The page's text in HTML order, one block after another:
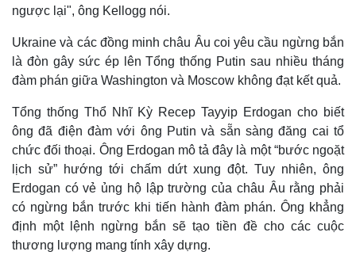
Pháp luật
Vụ án
Tin nóng
Tư vấn luật
Quân sự - Quốc phòng
Vũ khí
Việt Nam
Phân tích
ngược lại", ông Kellogg nói.
Ukraine và các đồng minh châu Âu coi yêu cầu ngừng bắn
là đòn gây sức ép lên Tổng thống Putin sau nhiều tháng
đàm phán giữa Washington và Moscow không đạt kết quả.
Tổng thống Thổ Nhĩ Kỳ Recep Tayyip Erdogan cho biết
ông đã điện đàm với ông Putin và sẵn sàng đăng cai tổ
chức đối thoại. Ông Erdogan mô tả đây là một “bước ngoặt
lịch sử” hướng tới chấm dứt xung đột. Tuy nhiên, ông
Erdogan có vẻ ủng hộ lập trường của châu Âu rằng phải
có ngừng bắn trước khi tiến hành đàm phán. Ông khẳng
định một lệnh ngừng bắn sẽ tạo tiền đề cho các cuộc
thương lượng mang tính xây dựng.